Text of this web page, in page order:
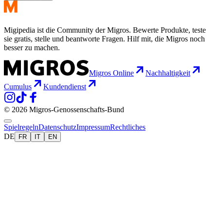
Migipedia ist die Community der Migros. Bewerte Produkte, teste
sie gratis, stelle und beantworte Fragen. Hilf mit, die Migros noch
besser zu machen.
Migros Online
Nachhaltigkeit
Cumulus
Kundendienst
© 2026 Migros-Genossenschafts-Bund
SpielregelnDatenschutzImpressumRechtliches
DE
FR IT EN